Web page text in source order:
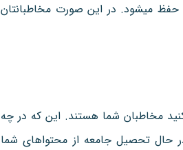
حفظ میشود. در این صورت مخاطبانتان
مخاطبان شما هستند. این که در چه
حال تحصیل جامعه از محتواهای شما